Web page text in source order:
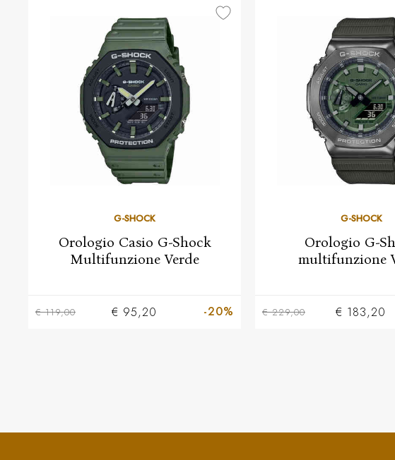
G-SHOCK
Orologio Casio G-Shock
Multifunzione Verde
€ 119,00 € 95,20 -20%
G-SHOCK
Orologio G-
multifunzione
€ 229,00 € 183,20